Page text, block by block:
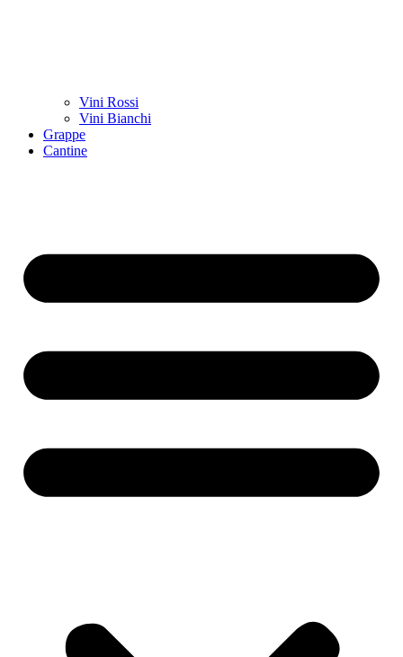
Vini Rossi
Vini Bianchi
Grappe
Cantine